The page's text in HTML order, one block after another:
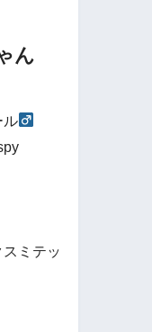
ん
ル
ミテッ